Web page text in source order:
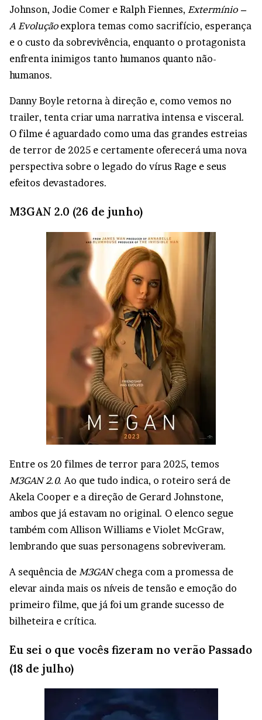
Johnson, Jodie Comer e Ralph Fiennes, Extermínio –
A Evoluçãoexplora temas como sacrifício, esperança
e o custo da sobrevivência, enquanto o protagonista
enfrenta inimigos tanto humanos quanto não-
humanos.
Danny Boyle retorna à direção e, como vemos no
trailer, tenta criar uma narrativa intensa e visceral.
O filme é aguardado como uma das grandes estreias
de terror de 2025 e certamente oferecerá uma nova
perspectiva sobre o legado do vírus Rage e seus
efeitos devastadores.
M3GAN 2.0 (26 de junho)
Entre os 20 filmes de terror para 2025, temos
M3GAN 2.0. Ao que tudo indica, o roteiro será de
Akela Cooper e a direção de Gerard Johnstone,
ambos que já estavam no original. O elenco segue
também com Allison Williams e Violet McGraw,
lembrando que suas personagens sobreviveram.
A sequência de M3GANchega com a promessa de
elevar ainda mais os níveis de tensão e emoção do
primeiro filme, que já foi um grande sucesso de
bilheteira e crítica.
Eu sei o que vocês fizeram no verão Passado
(18 de julho)